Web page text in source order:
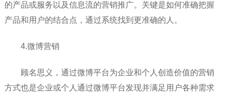
的产品或服务以及信息流的营销推广。关键是如何准确把握
产品和用户的结合点，通过系统找到更准确的人。
4.微博营销
顾名思义，通过微博平台为企业和个人创造价值的营销
方式也是企业或个人通过微博平台发现并满足用户各种需求